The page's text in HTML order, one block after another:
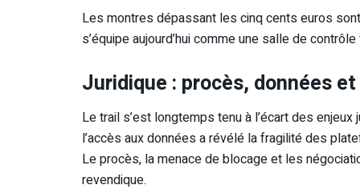
Les montres dépassant les cinq cents euros
s’équipe aujourd’hui comme une salle de
Juridique : procès, données
Le trail s’est longtemps tenu à l’écart des
l’accès aux données a révélé la fragilité des
Le procès, la menace de blocage et les
revendique.